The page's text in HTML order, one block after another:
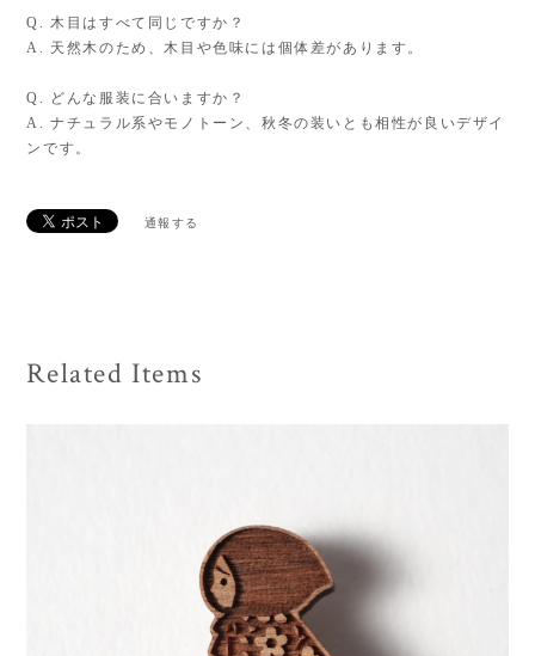
Q. 木目はすべて同じですか？
A. 天然木のため、木目や色味には個体差があります。
Q. どんな服装に合いますか？
A. ナチュラル系やモノトーン、秋冬の装いとも相性が良いデザイ
ンです。
通報する
Related Items